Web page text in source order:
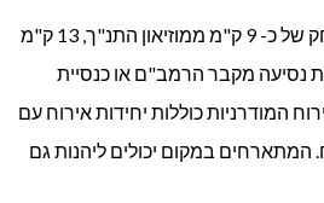
מקום האירוח נמצא במרחק של כ- 9 ק"מ ממוזיאון התנ"ך, 13 ק"מ
נסיעה מקבר הרמב"ם או כנסיית
המודרניות כוללות יחידות אירוח עם
המתארחים במקום יכולים ליהנות גם